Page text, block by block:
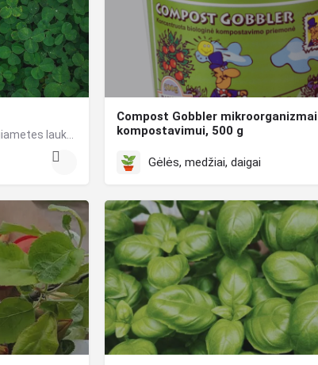
Compost Gobbler mikroorganizmai
kompostavimui, 500 g
Gėlės, medžiai, daigai